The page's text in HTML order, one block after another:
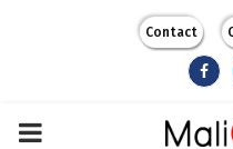
Contact
PRIMARY